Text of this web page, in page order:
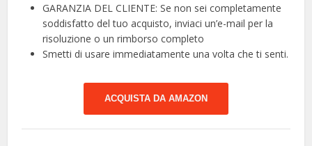
GARANZIA DEL CLIENTE: Se non sei completamente
soddisfatto del tuo acquisto, inviaci un’e-mail per la
risoluzione o un rimborso completo
Smetti di usare immediatamente una volta che ti senti.
ACQUISTA DA AMAZON